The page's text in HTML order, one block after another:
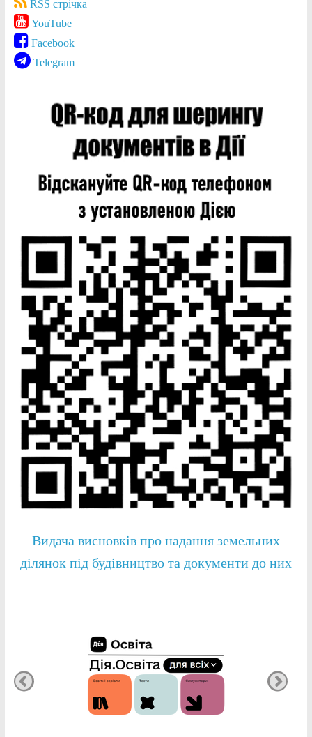
RSS стрічка
YouTube
Facebook
Telegram
Видача висновків про надання земельних
ділянок під будівництво та документи до них